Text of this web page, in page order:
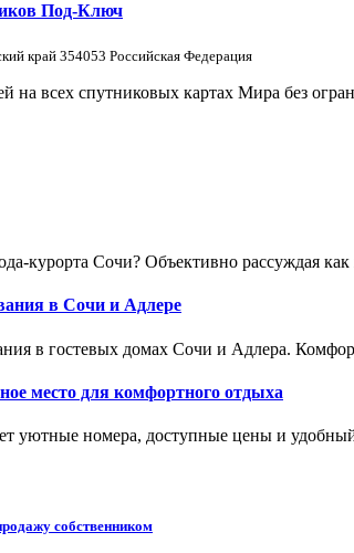
Под-Ключ
край 354053 Российская Федерация
на всех спутниковых картах Мира без
курорта Сочи? Объективно рассуждая
в Сочи и Адлере
в гостевых домах Сочи и Адлера.
место для комфортного отдыха
уютные номера, доступные цены и
собственником